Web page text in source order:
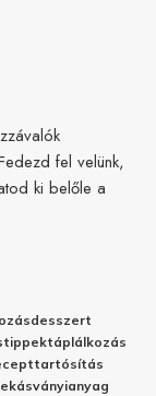
fel velünk,
ki belőle a
desszert
tippektáplálkozás
tartósítás
ásványianyag